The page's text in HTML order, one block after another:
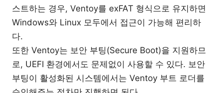
스트하는 경우, Ventoy를 exFAT 형식으로 유지하면
Windows와 Linux 모두에서 접근이 가능해 편리하
다.
또한 Ventoy는 보안 부팅(Secure Boot)을 지원하므
로, UEFI 환경에서도 문제없이 사용할 수 있다. 보안
부팅이 활성화된 시스템에서는 Ventoy 부트 로더를